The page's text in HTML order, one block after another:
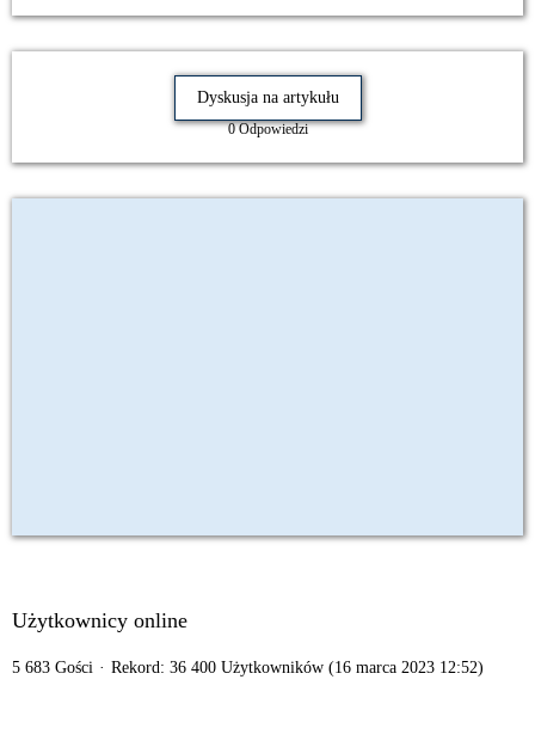
Dyskusja na artykułu
0 Odpowiedzi
Użytkownicy online
5 683 Gości Rekord: 36 400 Użytkowników (16 marca 2023 12:52)